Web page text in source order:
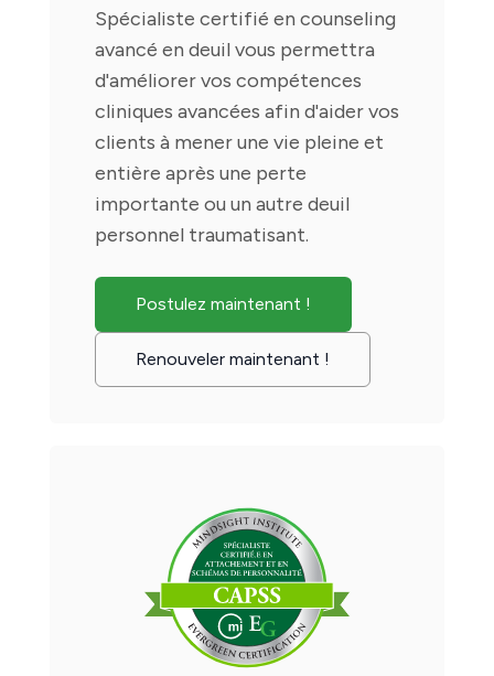
Spécialiste certifié en counseling
avancé en deuil vous permettra
d'améliorer vos compétences
cliniques avancées afin d'aider vos
clients à mener une vie pleine et
entière après une perte
importante ou un autre deuil
personnel traumatisant.
Postulez maintenant !
Renouveler maintenant !